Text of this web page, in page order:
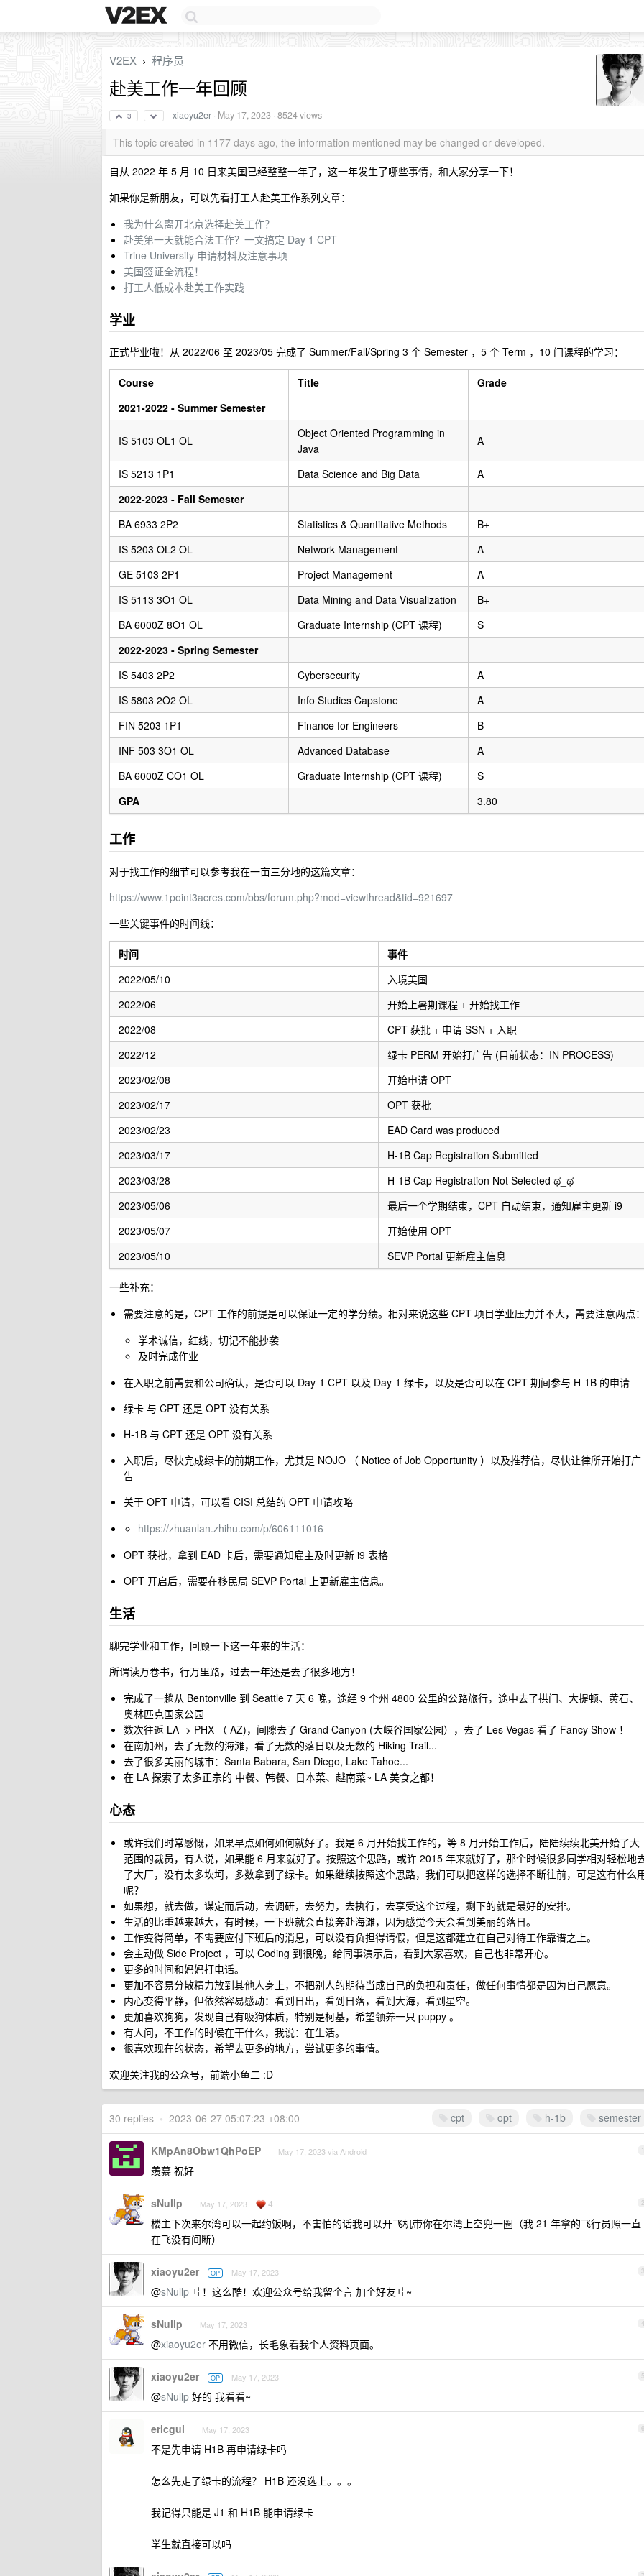
V2EX › 程序员
赴美工作一年回顾
3 xiaoyu2er · May 17, 2023 · 8524 views
This topic created in 1177 days ago, the information mentioned may be changed or developed.
自从 2022 年 5 月 10 日来美国已经整整一年了，这一年发生了哪些事情，和大家分享一下！
如果你是新朋友，可以先看打工人赴美工作系列文章：
我为什么离开北京选择赴美工作？
赴美第一天就能合法工作？一文搞定 Day 1 CPT
Trine University 申请材料及注意事项
美国签证全流程！
打工人低成本赴美工作实践
学业
正式毕业啦！从 2022/06 至 2023/05 完成了 Summer/Fall/Spring 3 个 Semester ，5 个 Term ，10 门课程的学习：
Course Title
Grade
2021-2022 - Summer Semester
IS 5103 OL1 OL
Object Oriented Programming in
Java
A
IS 5213 1P1 Data Science and Big Data
A
2022-2023 - Fall Semester
BA 6933 2P2
Statistics & Quantitative Methods
B+
IS 5203 OL2 OL
Network Management
A
GE 5103 2P1
Project Management
A
IS 5113 3O1 OL
Data Mining and Data Visualization
B+
BA 6000Z 8O1 OL
Graduate Internship (CPT 课程)
S
2022-2023 - Spring Semester
IS 5403 2P2
Cybersecurity
A
IS 5803 2O2 OL
Info Studies Capstone
A
FIN 5203 1P1
Finance for Engineers
B
INF 503 3O1 OL
Advanced Database
A
BA 6000Z CO1 OL
Graduate Internship (CPT 课程)
S
GPA
3.80
工作
对于找工作的细节可以参考我在一亩三分地的这篇文章：
https://www.1point3acres.com/bbs/forum.php?mod=viewthread&tid=921697
一些关键事件的时间线：
时间
事件
2022/05/10
入境美国
2022/06
开始上暑期课程 + 开始找工作
2022/08
CPT 获批 + 申请 SSN + 入职
2022/12
绿卡 PERM 开始打广告 (目前状态：IN PROCESS)
2023/02/08
开始申请 OPT
2023/02/17
OPT 获批
2023/02/23
EAD Card was produced
2023/03/17
H-1B Cap Registration Submitted
2023/03/28
H-1B Cap Registration Not Selected ಥ_ಥ
2023/05/06
最后一个学期结束，CPT 自动结束，通知雇主更新 i9
2023/05/07
开始使用 OPT
2023/05/10
SEVP Portal 更新雇主信息
一些补充：
需要注意的是，CPT 工作的前提是可以保证一定的学分绩。相对来说这些 CPT 项目学业压力并不大，需要注意两点
学术诚信，红线，切记不能抄袭
及时完成作业
在入职之前需要和公司确认，是否可以 Day-1 CPT 以及 Day-1 绿卡，以及是否可以在 CPT 期间参与 H-1B 的申请
绿卡 与 CPT 还是 OPT 没有关系
H-1B 与 CPT 还是 OPT 没有关系
入职后，尽快完成绿卡的前期工作，尤其是 NOJO （ Notice of Job Opportunity ）以及推荐信，尽快让律所开始打广
告
关于 OPT 申请，可以看 CISI 总结的 OPT 申请攻略
https://zhuanlan.zhihu.com/p/606111016
OPT 获批，拿到 EAD 卡后，需要通知雇主及时更新 i9 表格
OPT 开启后，需要在移民局 SEVP Portal 上更新雇主信息。
生活
聊完学业和工作，回顾一下这一年来的生活：
所谓读万卷书，行万里路，过去一年还是去了很多地方！
完成了一趟从 Bentonville 到 Seattle 7 天 6 晚，途经 9 个州 4800 公里的公路旅行，途中去了拱门、大提顿、黄石、
奥林匹克国家公园
数次往返 LA -> PHX （ AZ)，间隙去了 Grand Canyon (大峡谷国家公园），去了 Les Vegas 看了 Fancy Show ！
在南加州，去了无数的海滩，看了无数的落日以及无数的 Hiking Trail...
去了很多美丽的城市：Santa Babara, San Diego, Lake Tahoe...
在 LA 探索了太多正宗的 中餐、韩餐、日本菜、越南菜~ LA 美食之都！
心态
或许我们时常感慨，如果早点如何如何就好了。我是 6 月开始找工作的，等 8 月开始工作后，陆陆续续北美开始了大
范围的裁员，有人说，如果能 6 月来就好了。按照这个思路，或许 2015 年来就好了，那个时候很多同学相对轻松地
了大厂，没有太多坎坷，多数拿到了绿卡。如果继续按照这个思路，我们可以把这样的选择不断往前，可是这有什么
呢？
如果想，就去做，谋定而后动，去调研，去努力，去执行，去享受这个过程，剩下的就是最好的安排。
生活的比重越来越大，有时候，一下班就会直接奔赴海滩，因为感觉今天会看到美丽的落日。
工作变得简单，不需要应付下班后的消息，可以没有负担得请假，但是这都建立在自己对待工作靠谱之上。
会主动做 Side Project ，可以 Coding 到很晚，给同事演示后，看到大家喜欢，自己也非常开心。
更多的时间和妈妈打电话。
更加不容易分散精力放到其他人身上，不把别人的期待当成自己的负担和责任，做任何事情都是因为自己愿意。
内心变得平静，但依然容易感动：看到日出，看到日落，看到大海，看到星空。
更加喜欢狗狗，发现自己有吸狗体质，特别是柯基，希望领养一只 puppy 。
有人问，不工作的时候在干什么，我说：在生活。
很喜欢现在的状态，希望去更多的地方，尝试更多的事情。
欢迎关注我的公众号，前端小鱼二 :D
cpt opt h-1b semester
30 replies • 2023-06-27 05:07:23 +08:00
1
KMpAn8Obw1QhPoEP May 17, 2023 via Android
羡慕 祝好
2
sNullp May 17, 2023 4
楼主下次来尔湾可以一起约饭啊，不害怕的话我可以开飞机带你在尔湾上空兜一圈（我 21 年拿的飞行员照一直
在飞没有间断）
3
xiaoyu2er OP May 17, 2023
@sNullp 哇！这么酷！欢迎公众号给我留个言 加个好友哇~
4
sNullp May 17, 2023
@xiaoyu2er 不用微信，长毛象看我个人资料页面。
5
xiaoyu2er OP May 17, 2023
@sNullp 好的 我看看~
6
ericgui May 17, 2023
不是先申请 H1B 再申请绿卡吗
怎么先走了绿卡的流程？ H1B 还没选上。。。
我记得只能是 J1 和 H1B 能申请绿卡
学生就直接可以吗